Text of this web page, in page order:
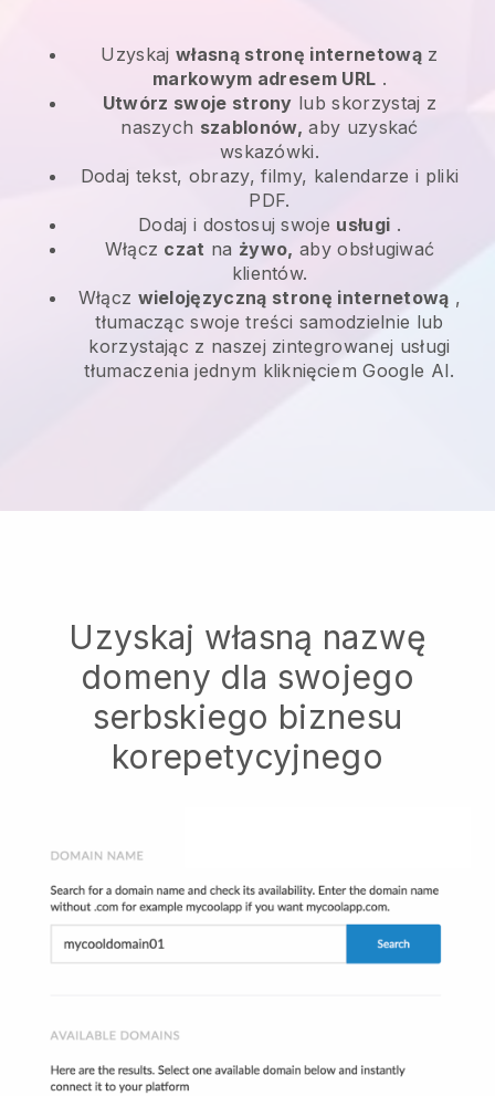
Uzyskaj własną stronę internetowąz
markowym adresem URL .
Utwórz swoje strony lub skorzystaj z
naszych szablonów, aby uzyskać
wskazówki.
Dodaj tekst, obrazy, filmy, kalendarze i pliki
PDF.
Dodaj i dostosuj swoje usługi .
Włącz czat na żywo, aby obsługiwać
klientów.
Włącz wielojęzyczną stronę internetową ,
tłumacząc swoje treści samodzielnie lub
korzystając z naszej zintegrowanej usługi
tłumaczenia jednym kliknięciem Google AI.
Uzyskaj własną nazwę
domeny dla swojego
serbskiego biznesu
korepetycyjnego